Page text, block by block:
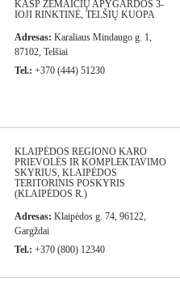
KASP ŽEMAIČIŲ APYGARDOS 3-
IOJI RINKTINĖ, TELŠIŲ KUOPA
Adresas: Karaliaus Mindaugo g. 1,
87102, Telšiai
Tel.: +370 (444) 51230
KLAIPĖDOS REGIONO KARO
PRIEVOLĖS IR KOMPLEKTAVIMO
SKYRIUS, KLAIPĖDOS
TERITORINIS POSKYRIS
(KLAIPĖDOS R.)
Adresas: Klaipėdos g. 74, 96122,
Gargždai
Tel.: +370 (800) 12340